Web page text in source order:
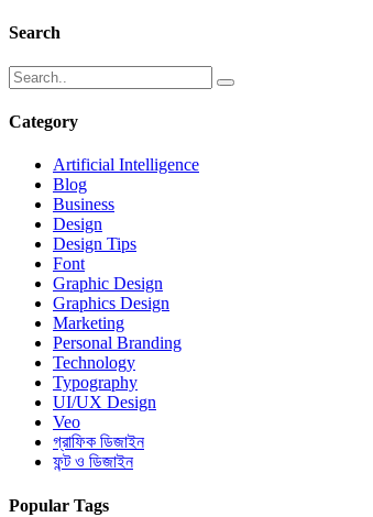
Search
Category
Artificial Intelligence
Blog
Business
Design
Design Tips
Font
Graphic Design
Graphics Design
Marketing
Personal Branding
Technology
Typography
UI/UX Design
Veo
গ্রাফিক ডিজাইন
ফন্ট ও ডিজাইন
Popular Tags